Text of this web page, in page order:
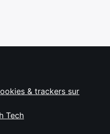
& trackers sur
Tech